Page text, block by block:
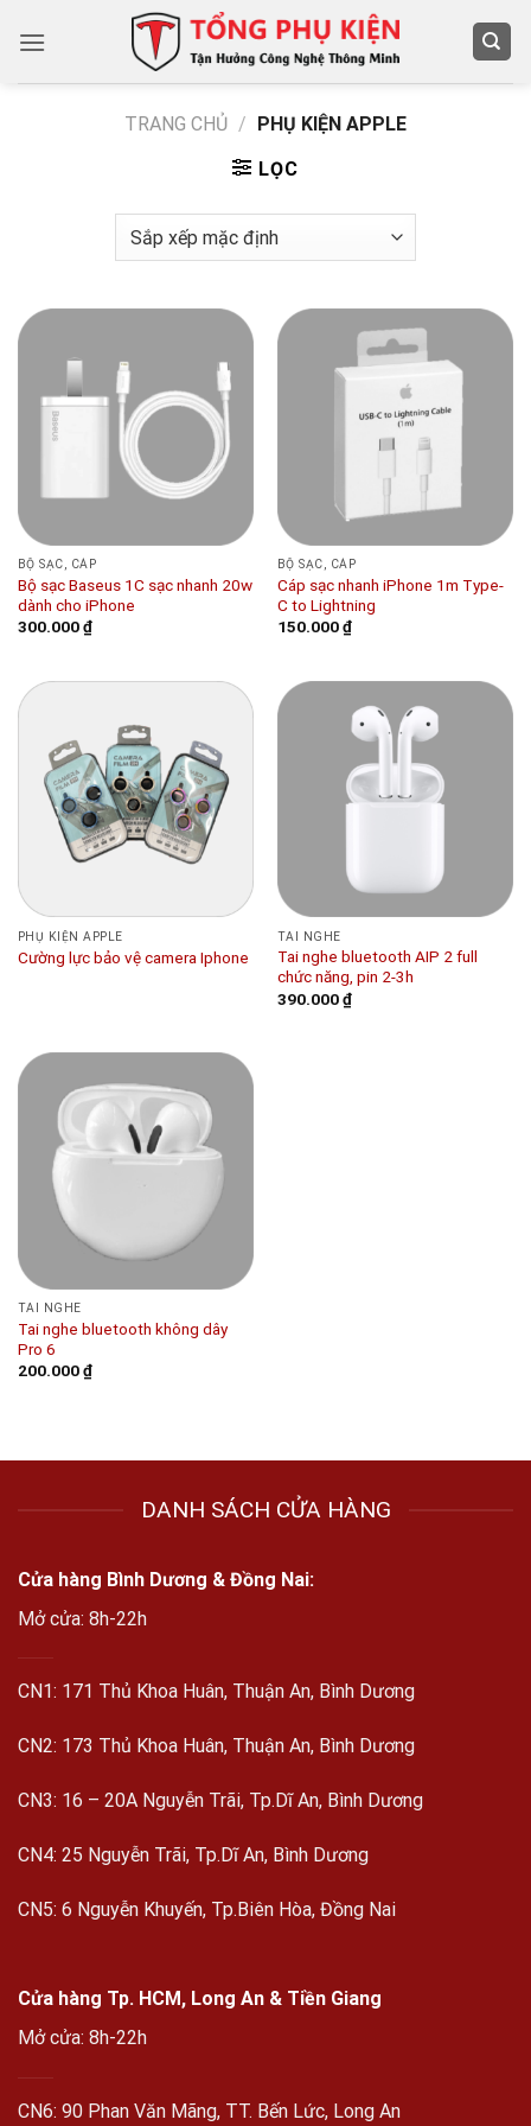
đến
TRANG CHỦ / PHỤ KIỆN APPLE
LỌC
BỘ SẠC, CÁP
Bộ sạc Baseus 1C sạc nhanh 20w
dành cho iPhone
300.000₫
BỘ SẠC, CÁP
Cáp sạc nhanh iPhone 1m Type-
C to Lightning
150.000₫
PHỤ KIỆN APPLE
Cường lực bảo vệ camera Iphone
TAI NGHE
Tai nghe bluetooth AIP 2 full
chức năng, pin 2-3h
390.000₫
TAI NGHE
Tai nghe bluetooth không dây
Pro 6
200.000₫
DANH SÁCH CỬA HÀNG
Cửa hàng Bình Dương & Đồng Nai:
Mở cửa: 8h-22h
CN1: 171 Thủ Khoa Huân, Thuận An, Bình Dương
CN2: 173 Thủ Khoa Huân, Thuận An, Bình Dương
CN3: 16 – 20A Nguyễn Trãi, Tp.Dĩ An, Bình Dương
CN4: 25 Nguyễn Trãi, Tp.Dĩ An, Bình Dương
CN5: 6 Nguyễn Khuyến, Tp.Biên Hòa, Đồng Nai
Cửa hàng Tp. HCM, Long An & Tiền Giang
Mở cửa: 8h-22h
CN6: 90 Phan Văn Mãng, TT. Bến Lức, Long An